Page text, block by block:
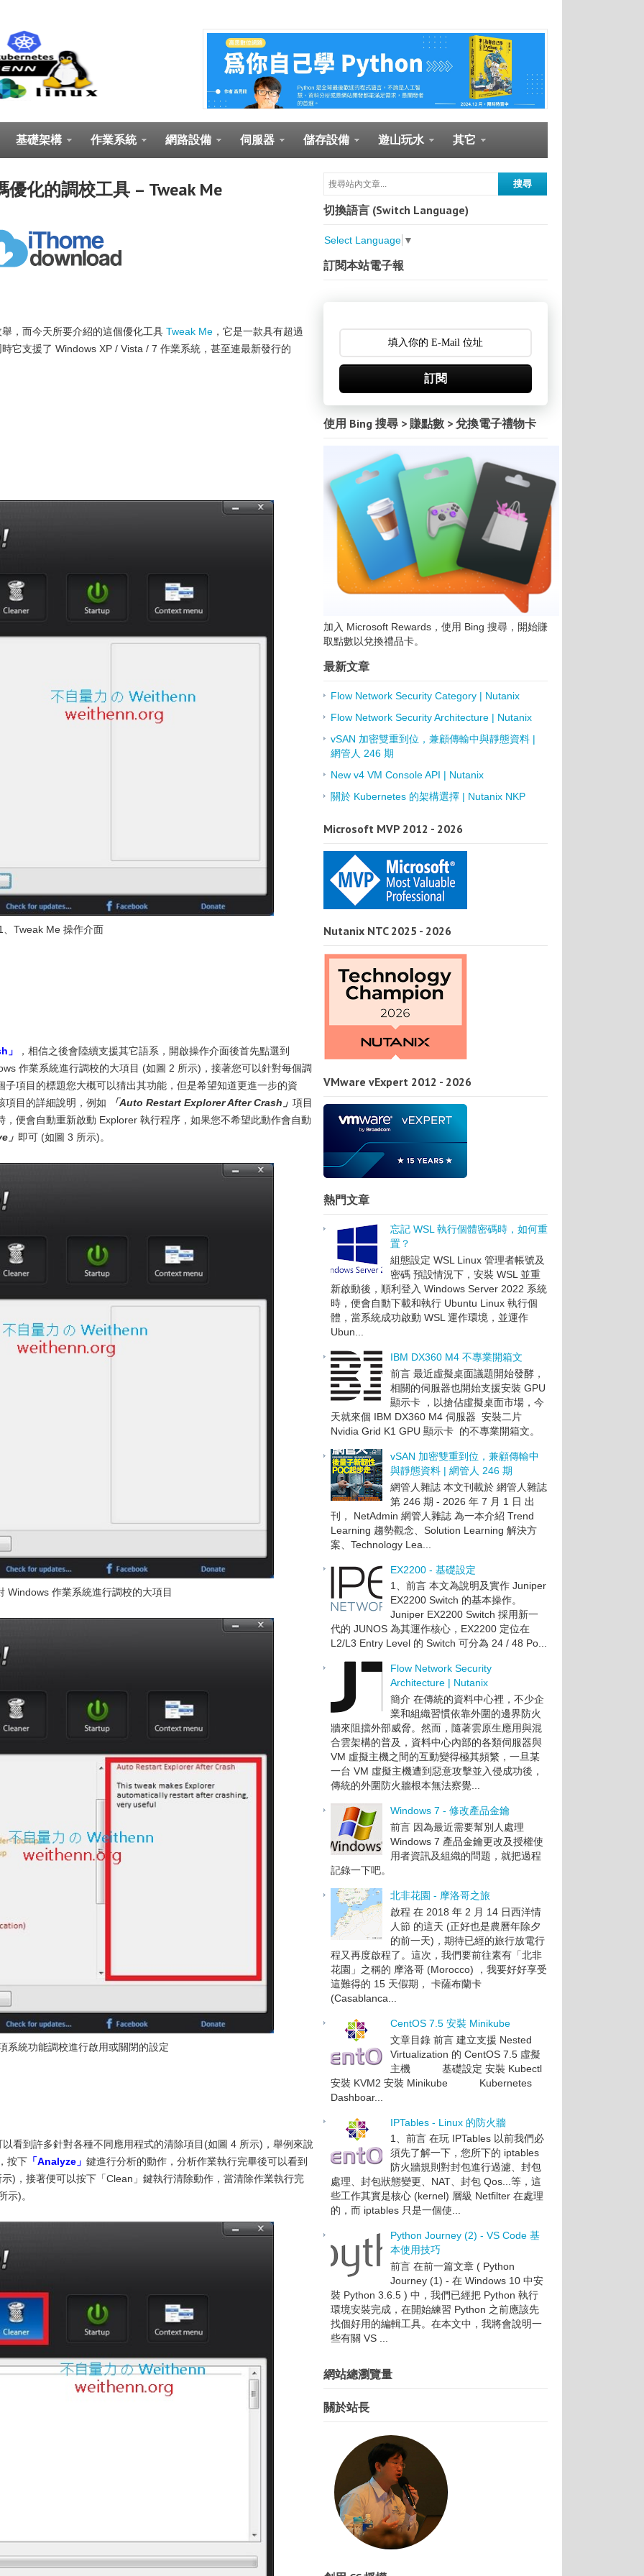
基礎架構 作業系統 網路設備 伺服器 儲存設備 遊山玩水 其它
化的調校工具 – Tweak Me
，而今天所要介紹的這個優化工具 Tweak Me ，它是一款具有超過
它支援了 Windows XP / Vista / 7 作業系統，甚至連最新發行的
、Tweak Me 操作介面
」
，相信之後會陸續支援其它語系，開啟操作介面後首先點選到
作業系統進行調校的大項目 (如圖 2 所示)，接著您可以針對每個調
項目的標題您大概可以猜出其功能，但是希望知道更進一步的資
項目的詳細說明，例如
「Auto Restart Explorer After Crash」 項目
便會自動重新啟動 Explorer 執行程序，如果您不希望此動作會自動
」 即可 (如圖 3 所示)。
Windows 作業系統進行調校的大項目
系統功能調校進行啟用或關閉的設定
看到許多針對各種不同應用程式的清除項目(如圖 4 所示)，舉例來說
按下 「Analyze」 鍵進行分析的動作，分析作業執行完畢後可以看到
)，接著便可以按下「Clean」鍵執行清除動作，當清除作業執行完
示)。
切換語言 (Switch Language)
Select Language ▼
訂閱本站電子報
訂閱
使用 Bing 搜尋 > 賺點數 > 兌換電子禮物卡
加入 Microsoft Rewards，使用 Bing 搜尋，開始賺
取點數以兌換禮品卡。
最新文章
Flow Network Security Category | Nutanix
Flow Network Security Architecture | Nutanix
vSAN 加密雙重到位，兼顧傳輸中與靜態資料 |
網管人 246 期
New v4 VM Console API | Nutanix
關於 Kubernetes 的架構選擇 | Nutanix NKP
Microsoft MVP 2012 - 2026
Nutanix NTC 2025 - 2026
VMware vExpert 2012 - 2026
熱門文章
忘記 WSL 執行個體密碼時，如何重
置？
組態設定 WSL Linux 管理者帳號及
密碼 預設情況下，安裝 WSL 並重
新啟動後，順利登入 Windows Server 2022 系統
時，便會自動下載和執行 Ubuntu Linux 執行個
體，當系統成功啟動 WSL 運作環境，並運作
Ubun...
IBM DX360 M4 不專業開箱文
前言 最近虛擬桌面議題開始發酵，
相關的伺服器也開始支援安裝 GPU
顯示卡 ，以搶佔虛擬桌面市場，今
天就來個 IBM DX360 M4 伺服器 安裝二片
Nvidia Grid K1 GPU 顯示卡 的不專業開箱文。
vSAN 加密雙重到位，兼顧傳輸中
與靜態資料 | 網管人 246 期
網管人雜誌 本文刊載於 網管人雜誌
第 246 期 - 2026 年 7 月 1 日 出
刊， NetAdmin 網管人雜誌 為一本介紹 Trend
Learning 趨勢觀念、Solution Learning 解決方
案、Technology Lea...
EX2200 - 基礎設定
1、前言 本文為說明及實作 Juniper
EX2200 Switch 的基本操作。
Juniper EX2200 Switch 採用新一
代的 JUNOS 為其運作核心，EX2200 定位在
L2/L3 Entry Level 的 Switch 可分為 24 / 48 Po...
Flow Network Security
Architecture | Nutanix
簡介 在傳統的資料中心裡，不少企
業和組織習慣依靠外圍的邊界防火
牆來阻擋外部威脅。然而，隨著雲原生應用與混
合雲架構的普及，資料中心內部的各類伺服器與
VM 虛擬主機之間的互動變得極其頻繁，一旦某
一台 VM 虛擬主機遭到惡意攻擊並入侵成功後，
傳統的外圍防火牆根本無法察覺...
Windows 7 - 修改產品金鑰
前言 因為最近需要幫別人處理
Windows 7 產品金鑰更改及授權使
用者資訊及組織的問題，就把過程
記錄一下吧。
北非花園 - 摩洛哥之旅
啟程 在 2018 年 2 月 14 日西洋情
人節 的這天 (正好也是農曆年除夕
的前一天)，期待已經的旅行放電行
程又再度啟程了。這次，我們要前往素有「北非
花園」之稱的 摩洛哥 (Morocco) ，我要好好享受
這難得的 15 天假期， 卡薩布蘭卡
(Casablanca...
CentOS 7.5 安裝 Minikube
文章目錄 前言 建立支援 Nested
Virtualization 的 CentOS 7.5 虛擬
主機 基礎設定 安裝 Kubectl
安裝 KVM2 安裝 Minikube Kubernetes
Dashboar...
IPTables - Linux 的防火牆
1、前言 在玩 IPTables 以前我們必
須先了解一下，您所下的 iptables
防火牆規則對封包進行過濾、封包
處理、封包狀態變更、NAT、封包 Qos...等，這
些工作其實是核心 (kernel) 層級 Netfilter 在處理
的，而 iptables 只是一個使...
Python Journey (2) - VS Code 基
本使用技巧
前言 在前一篇文章 ( Python
Journey (1) - 在 Windows 10 中安
裝 Python 3.6.5 ) 中，我們已經把 Python 執行
環境安裝完成，在開始練習 Python 之前應該先
找個好用的編輯工具。在本文中，我將會說明一
些有關 VS ...
網站總瀏覽量
關於站長